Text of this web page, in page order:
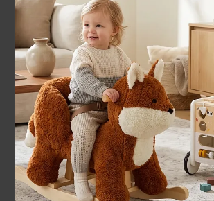
Langlebiges Design, wachsende
Entwickelt, um Kreativität und
Ihrem Kind mitzuwachsen.